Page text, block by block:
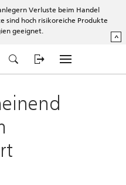
Verluste beim Handel
hoch risikoreiche Produkte
geeignet.
^